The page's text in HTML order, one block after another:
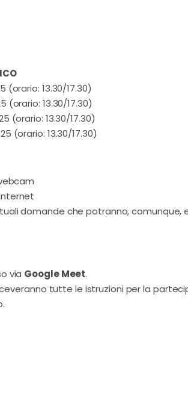
(orario: 13.30/17.30)
(orario: 13.30/17.30)
(orario: 13.30/17.30)
(orario: 13.30/17.30)
domande che potranno,
via Google Meet.
tutte le istruzioni per la